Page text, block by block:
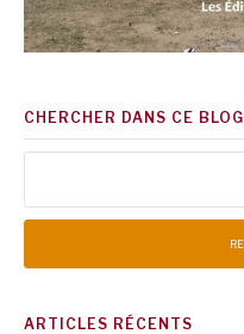
CHERCHER DANS CE BLOG
ARTICLES RÉCENTS